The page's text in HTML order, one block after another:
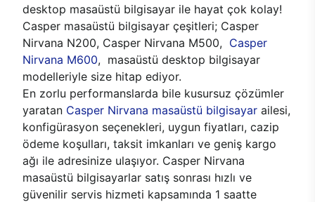
desktop masaüstü bilgisayar ile hayat çok kolay!
Casper masaüstü bilgisayar çeşitleri; Casper
Nirvana N200, Casper Nirvana M500, Casper
Nirvana M600, masaüstü desktop bilgisayar
modelleriyle size hitap ediyor.
En zorlu performanslarda bile kusursuz çözümler
yaratan Casper Nirvana masaüstü bilgisayar ailesi,
konfigürasyon seçenekleri, uygun fiyatları, cazip
ödeme koşulları, taksit imkanları ve geniş kargo
ağı ile adresinize ulaşıyor. Casper Nirvana
masaüstü bilgisayarlar satış sonrası hızlı ve
güvenilir servis hizmeti kapsamında 1 saatte